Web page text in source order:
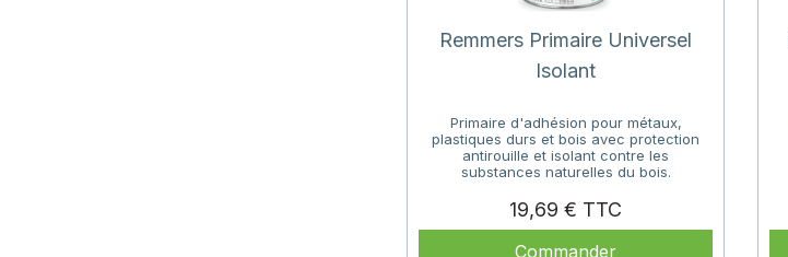
Remmers Primaire Universel
Isolant
Primaire d'adhésion pour métaux,
plastiques durs et bois avec protection
antirouille et isolant contre les
substances naturelles du bois.
19,69 €
Prix
Commander